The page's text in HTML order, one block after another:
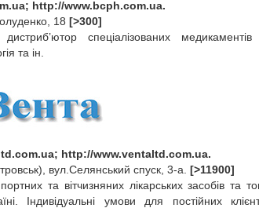
; http://www.bcph.com.ua.
18 [>300]
спеціалізованих медикаментів
та ін.
; http://www.ventaltd.com.ua.
вул.Селянський спуск, 3-а. [>11900]
та вітчизняних лікарських засобів та
Індивідуальні умови для постійних